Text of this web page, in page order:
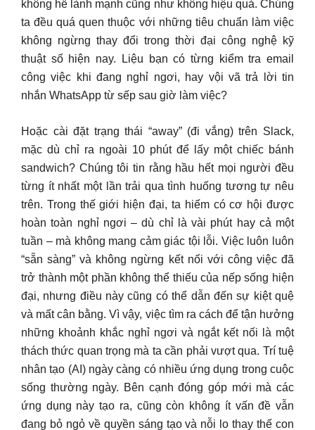
không hề lành mạnh cũng như không hiệu quả. Chúng
ta đều quá quen thuộc với những tiêu chuẩn làm việc
không ngừng thay đổi trong thời đại công nghệ kỹ
thuật số hiện nay. Liệu bạn có từng kiểm tra email
công việc khi đang nghỉ ngơi, hay vội vã trả lời tin
nhắn WhatsApp từ sếp sau giờ làm việc?
Hoặc cài đặt trạng thái “away” (đi vắng) trên Slack,
mặc dù chỉ ra ngoài 10 phút để lấy một chiếc bánh
sandwich? Chúng tôi tin rằng hầu hết mọi người đều
từng ít nhất một lần trải qua tình huống tương tự nêu
trên. Trong thế giới hiện đại, ta hiếm có cơ hội được
hoàn toàn nghỉ ngơi – dù chỉ là vài phút hay cả một
tuần – mà không mang cảm giác tội lỗi. Việc luôn luôn
“sẵn sàng” và không ngừng kết nối với công việc đã
trở thành một phần không thể thiếu của nếp sống hiện
đại, nhưng điều này cũng có thể dẫn đến sự kiệt quệ
và mất cân bằng. Vì vậy, việc tìm ra cách để tận hưởng
những khoảnh khắc nghỉ ngơi và ngắt kết nối là một
thách thức quan trọng mà ta cần phải vượt qua. Trí tuệ
nhân tạo (AI) ngày càng có nhiều ứng dụng trong cuộc
sống thường ngày. Bên cạnh đóng góp mới mà các
ứng dụng này tạo ra, cũng còn không ít vấn đề vẫn
đang bỏ ngỏ về quyền sáng tạo và nỗi lo thay thế con